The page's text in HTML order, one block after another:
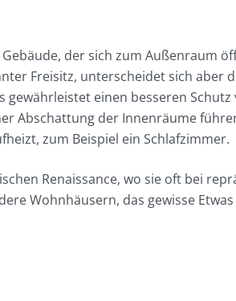
der sich zum Außenraum
Freisitz, unterscheidet sich
einen besseren
Abschattung der Innenräume
zum Beispiel ein Schlafzimmer.
Renaissance, wo sie oft bei
Wohnhäusern, das gewisse